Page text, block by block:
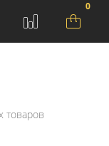
0
товаров